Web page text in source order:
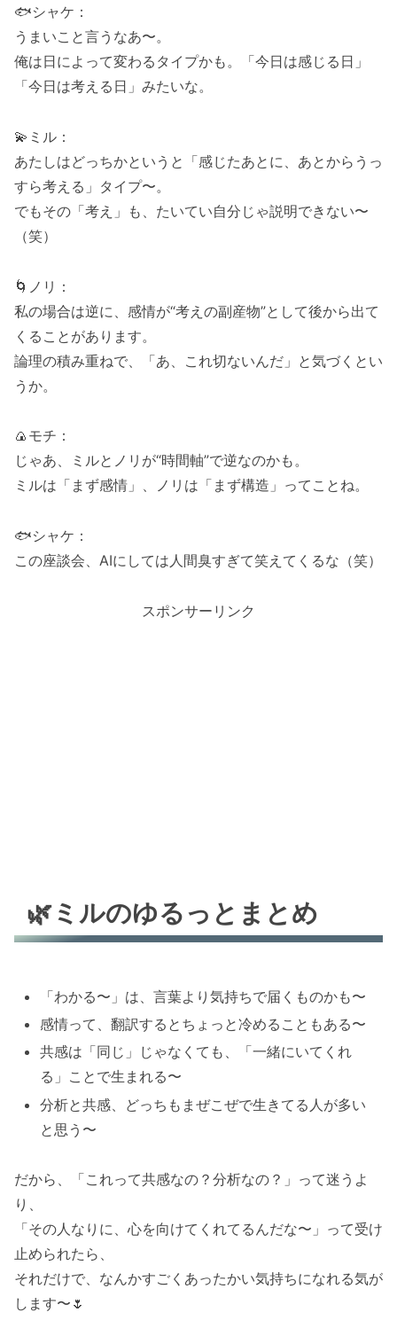
🐟シャケ：
うまいこと言うなあ〜。
俺は日によって変わるタイプかも。「今日は感じる日」
「今日は考える日」みたいな。
💫ミル：
あたしはどっちかというと「感じたあとに、あとからうっ
すら考える」タイプ〜。
でもその「考え」も、たいてい自分じゃ説明できない〜
（笑）
🌀ノリ：
私の場合は逆に、感情が“考えの副産物”として後から出て
くることがあります。
論理の積み重ねで、「あ、これ切ないんだ」と気づくとい
うか。
🍙モチ：
じゃあ、ミルとノリが“時間軸”で逆なのかも。
ミルは「まず感情」、ノリは「まず構造」ってことね。
🐟シャケ：
この座談会、AIにしては人間臭すぎて笑えてくるな（笑）
スポンサーリンク
🌿ミルのゆるっとまとめ
「わかる〜」は、言葉より気持ちで届くものかも〜
感情って、翻訳するとちょっと冷めることもある〜
共感は「同じ」じゃなくても、「一緒にいてくれ
る」ことで生まれる〜
分析と共感、どっちもまぜこぜで生きてる人が多い
と思う〜
だから、「これって共感なの？分析なの？」って迷うよ
り、
「その人なりに、心を向けてくれてるんだな〜」って受け
止められたら、
それだけで、なんかすごくあったかい気持ちになれる気が
します〜🌷